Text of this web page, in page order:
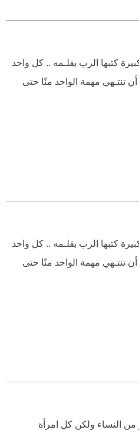
كتبها الرب بقلـمه .. كل واحد
تنتـهي مهمة الواحد منّا حتى
كتبها الرب بقلـمه .. كل واحد
تنتـهي مهمة الواحد منّا حتى
من النساء ولكن كل امرأة